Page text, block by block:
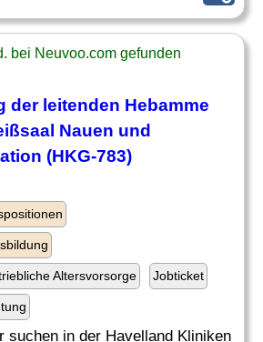
bei Neuvoo.com gefunden
der leitenden Hebamme
Nauen und
(HKG-783)
Altersvorsorge Jobticket
suchen in der Havelland Kliniken